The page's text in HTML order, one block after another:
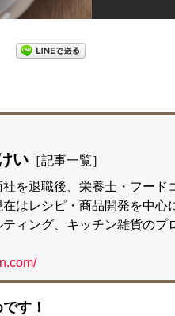
い ［記事一覧］
社を退職後、栄養士・フード
在はレシピ・商品開発を中心
ティング、キッチン雑貨のプ
す！